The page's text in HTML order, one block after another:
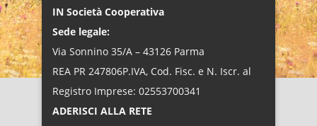
IN Società Cooperativa
Sede legale:
Via Sonnino 35/A – 43126 Parma
REA PR 247806P.IVA, Cod. Fisc. e N. Iscr. al
Registro Imprese: 02553700341
ADERISCI ALLA RETE